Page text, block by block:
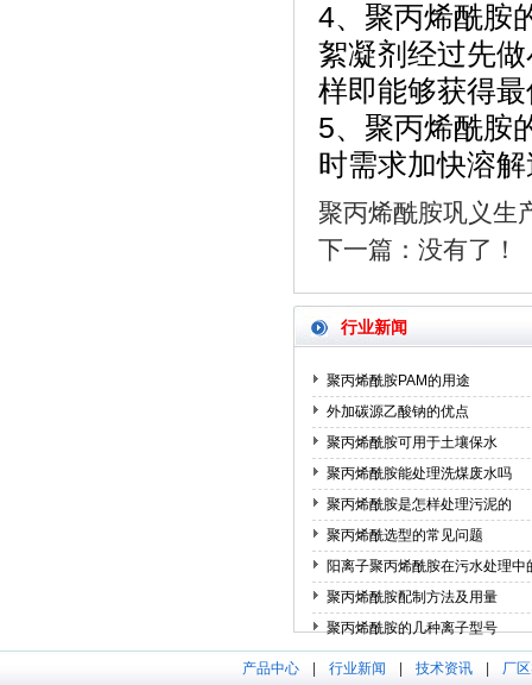
4、聚丙烯酰胺
絮凝剂经过先
样即能够获得
5、聚丙烯酰胺
时需求加快溶
聚丙烯酰胺巩义生
下一篇：没有了！
行业新闻
聚丙烯酰胺PAM的用途
外加碳源乙酸钠的优点
聚丙烯酰胺可用于土壤保水
聚丙烯酰胺能处理洗煤废水吗
聚丙烯酰胺是怎样处理污泥的
聚丙烯酰选型的常见问题
阳离子聚丙烯酰胺在污水处理中
聚丙烯酰胺配制方法及用量
聚丙烯酰胺的几种离子型号
聚丙烯酰胺溶液的粘度下降的原
产品中心 行业新闻 技术资讯 厂